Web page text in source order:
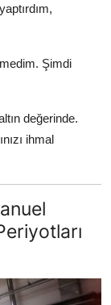
Şimdi
değerinde.
ihmal